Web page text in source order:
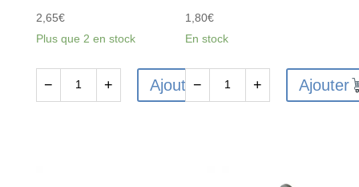
2,65€
Plus que 2 en stock
− + Ajouter
1,80€
En stock
− + Ajouter